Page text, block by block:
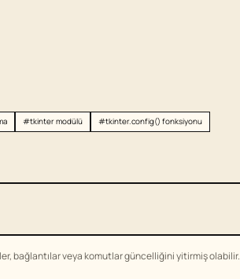
#tkinter modülü #tkinter.config() fonksiyonu
bağlantılar veya komutlar güncelliğini yitirmiş olabilir.